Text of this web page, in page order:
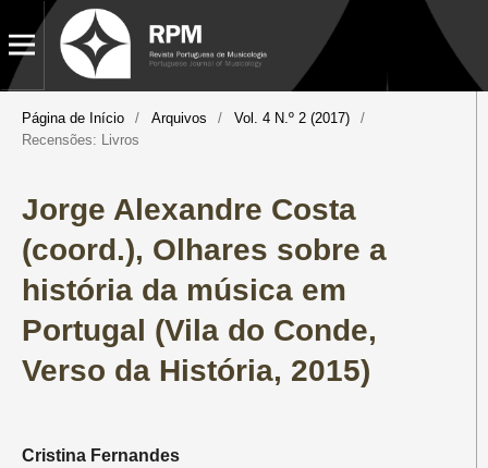
Página de Início / Arquivos / Vol. 4 N.º 2 (2017)
/
Recensões: Livros
Jorge Alexandre Costa
(coord.), ​Olhares sobre a
história da música em
Portugal ​(Vila do Conde,
Verso da História, 2015)
Cristina Fernandes